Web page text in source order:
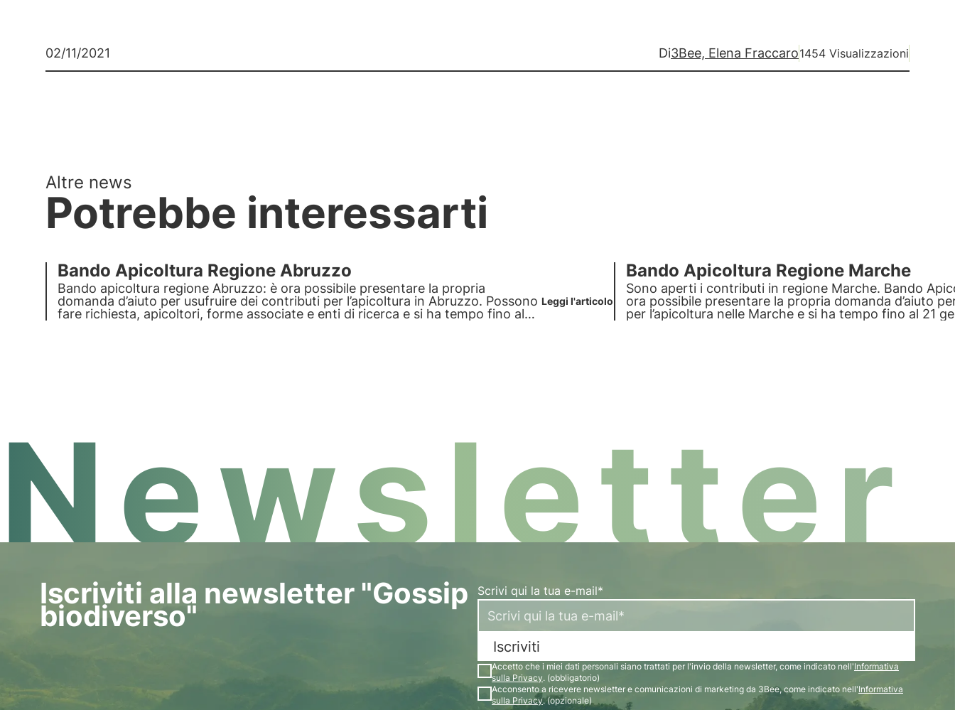
02/11/2021 Di3Bee, Elena Fraccaro1454 Visualizzazioni
Altre news
Potrebbe interessarti
Bando Apicoltura Regione Abruzzo
Bando apicoltura regione Abruzzo: è ora possibile presentare la propria
domanda d’aiuto per usufruire dei contributi per l’apicoltura in Abruzzo. Possono
fare richiesta, apicoltori, forme associate e enti di ricerca e si ha tempo fino al
Leggi l'articolo
Bando Apicoltura Regione Marche
Sono aperti i contributi in regione Marche. Bando
ora possibile presentare la propria domanda d’aiuto
per l’apicoltura nelle Marche e si ha tempo fino al 21
Newsletter
Iscriviti alla newsletter "Gossip
biodiverso"
Scrivi qui la tua e-mail*
Iscriviti
Accetto che i miei dati personali siano trattati per l'invio della newsletter, come indicato nell'Informativa
sulla Privacy. (obbligatorio)
Acconsento a ricevere newsletter e comunicazioni di marketing da 3Bee, come indicato nell'Informativa
sulla Privacy. (opzionale)